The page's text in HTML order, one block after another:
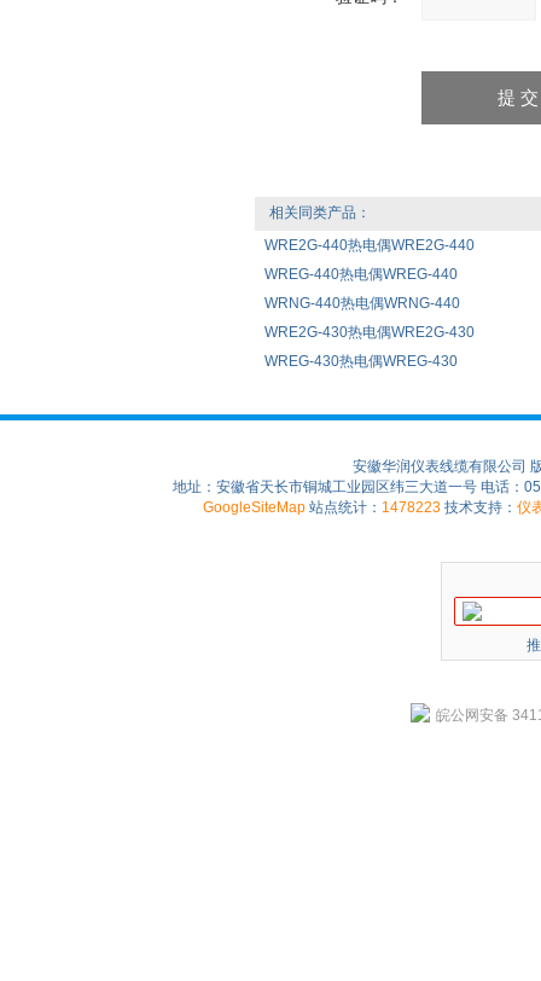
相关同类产品：
WRE2G-440热电偶WRE2G-440
WREG-440热电偶WREG-440
WRNG-440热电偶WRNG-440
WRE2G-430热电偶WRE2G-430
WREG-430热电偶WREG-430
安徽华润仪表线缆有限公司
地址：安徽省天长市铜城工业园区纬三大道一号 电话：
GoogleSiteMap 站点统计： 1478223 技术支持： 仪
皖公网安备